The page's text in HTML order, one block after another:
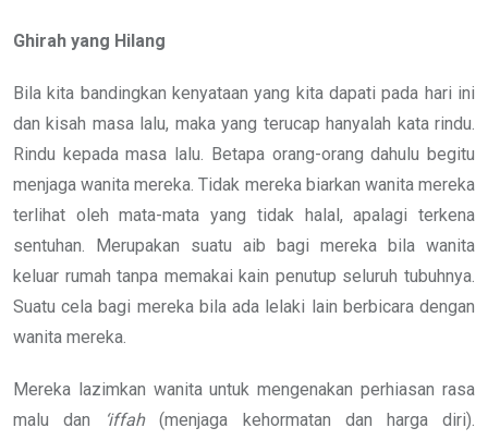
Ghirah yang Hilang
Bila kita bandingkan kenyataan yang kita dapati pada hari ini
dan kisah masa lalu, maka yang terucap hanyalah kata rindu.
Rindu kepada masa lalu. Betapa orang-orang dahulu begitu
menjaga wanita mereka. Tidak mereka biarkan wanita mereka
terlihat oleh mata-mata yang tidak halal, apalagi terkena
sentuhan. Merupakan suatu aib bagi mereka bila wanita
keluar rumah tanpa memakai kain penutup seluruh tubuhnya.
Suatu cela bagi mereka bila ada lelaki lain berbicara dengan
wanita mereka.
Mereka lazimkan wanita untuk mengenakan perhiasan rasa
malu dan
‘iffah(menjaga kehormatan dan harga diri).